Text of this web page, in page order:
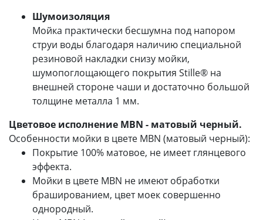
Шумоизоляция
Мойка практически бесшумна под напором
струи воды благодаря наличию специальной
резиновой накладки снизу мойки,
шумопоглощающего покрытия Stille® на
внешней стороне чаши и достаточно большой
толщине металла 1 мм.
Цветовое исполнение MBN - матовый черный.
Особенности мойки в цвете MBN (матовый черный):
Покрытие 100% матовое, не имеет глянцевого
эффекта.
Мойки в цвете MBN не имеют обработки
брашированием, цвет моек совершенно
однородный.